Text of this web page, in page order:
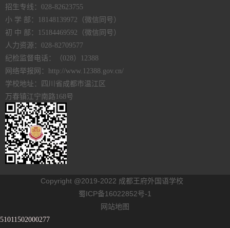
招生专线：028-82623755
小 学 部：18148139972（微信同号）
初 中 部：15184469592（微信同号）
人力资源：028-82709577
纪检监督电话：（028）12388
网络举报网：http://www.12388.gov.cn/
学校地址：四川省成都市温江区
万春镇江宁南路168号
Copyright @2019-2022 成都王府外国语学校
蜀ICP备16022852号-1
网站地图
51011502000277